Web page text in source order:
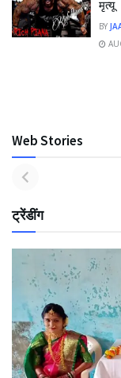
मृत्यू
BY
Web Stories
ट्रेंडींग